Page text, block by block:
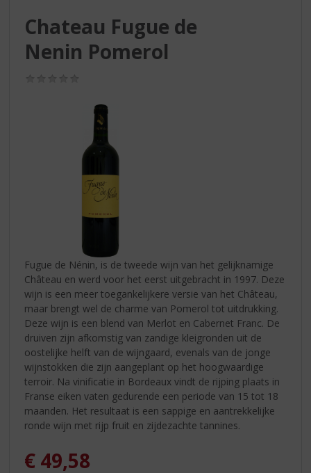
Chateau Fugue de
Nenin Pomerol
Fugue de Nénin, is de tweede wijn van het gelijknamige
Château en werd voor het eerst uitgebracht in 1997. Deze
wijn is een meer toegankelijkere versie van het Château,
maar brengt wel de charme van Pomerol tot uitdrukking.
Deze wijn is een blend van Merlot en Cabernet Franc. De
druiven zijn afkomstig van zandige kleigronden uit de
oostelijke helft van de wijngaard, evenals van de jonge
wijnstokken die zijn aangeplant op het hoogwaardige
terroir. Na vinificatie in Bordeaux vindt de rijping plaats in
Franse eiken vaten gedurende een periode van 15 tot 18
maanden. Het resultaat is een sappige en aantrekkelijke
ronde wijn met rijp fruit en zijdezachte tannines.
€ 49,58